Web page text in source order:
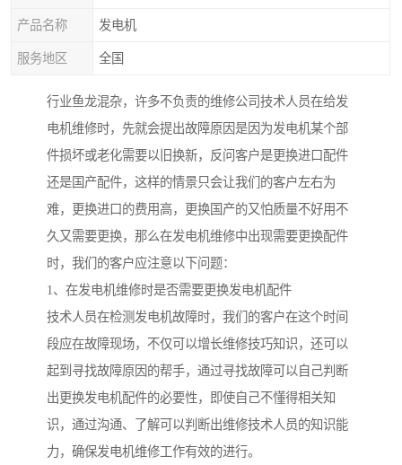
产品名称 发电机
服务地区 全国
行业鱼龙混杂，许多不负责的维修公司技术人员在给发
电机维修时，先就会提出故障原因是因为发电机某个部
件损坏或老化需要以旧换新，反问客户是更换进口配件
还是国产配件，这样的情景只会让我们的客户左右为
难，更换进口的费用高，更换国产的又怕质量不好用不
久又需要更换，那么在发电机维修中出现需要更换配件
时，我们的客户应注意以下问题：
1、在发电机维修时是否需要更换发电机配件
技术人员在检测发电机故障时，我们的客户在这个时间
段应在故障现场，不仅可以增长维修技巧知识，还可以
起到寻找故障原因的帮手，通过寻找故障可以自己判断
出更换发电机配件的必要性，即使自己不懂得相关知
识，通过沟通、了解可以判断出维修技术人员的知识能
力，确保发电机维修工作有效的进行。